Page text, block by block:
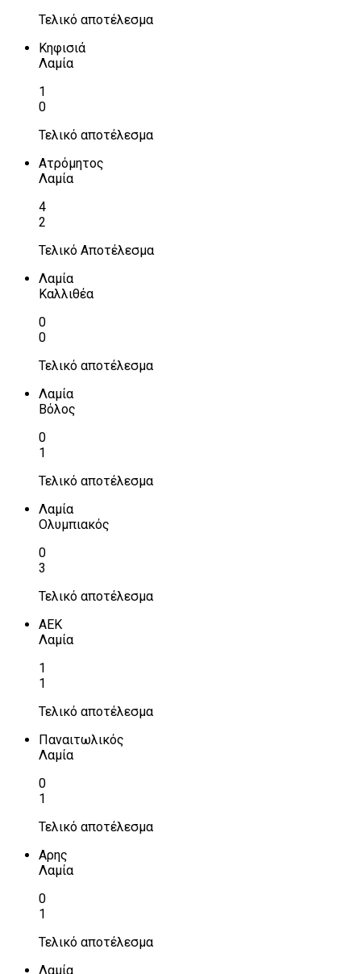
Τελικό αποτέλεσμα
Κηφισιά
Λαμία
1
0
Τελικό αποτέλεσμα
Ατρόμητος
Λαμία
4
2
Τελικό Αποτέλεσμα
Λαμία
Καλλιθέα
0
0
Τελικό αποτέλεσμα
Λαμία
Βόλος
0
1
Τελικό αποτέλεσμα
Λαμία
Ολυμπιακός
0
3
Τελικό αποτέλεσμα
ΑΕΚ
Λαμία
1
1
Τελικό αποτέλεσμα
Παναιτωλικός
Λαμία
0
1
Τελικό αποτέλεσμα
Αρης
Λαμία
0
1
Τελικό αποτέλεσμα
Λαμία